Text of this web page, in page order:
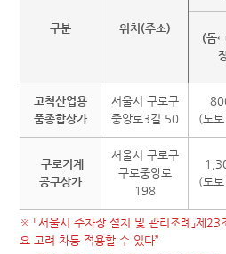
구분 위치(주소)
(돔
고척산업용
품종합상가
서울시 구로구
중앙로3길 50
(도
구로기계
공구상가
서울시 구로구
구로중앙로
198
(도
※ 「서울시 주차장 설치 및 관리조례」제
요 고려 차등 적용할 수 있다”